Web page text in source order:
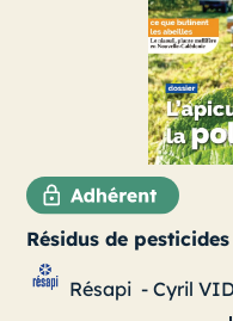
Résidus de
Résapi - Cyril